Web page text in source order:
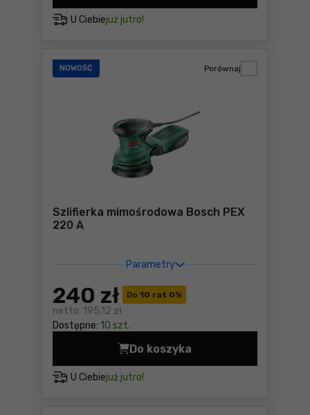
U Ciebiejuż jutro!
NOWOŚĆ
Szlifierka mimośrodowa Bosch PEX
220 A
Parametry
Do 10 rat 0%
240 zł
netto: 195,12 zł
Dostępne: 10 szt.
Porównaj
U Ciebiejuż jutro!
Do koszyka
Szlifierka mimośrodowa